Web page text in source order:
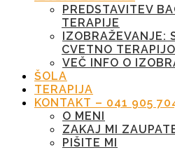
PREDSTAVITEV
TERAPIJE
IZOBRAŽEVANJE:
CVETNO TERAPIJO
VEČ INFO O
ŠOLA
TERAPIJA
KONTAKT – 041 905
O MENI
ZAKAJ MI
PIŠITE MI